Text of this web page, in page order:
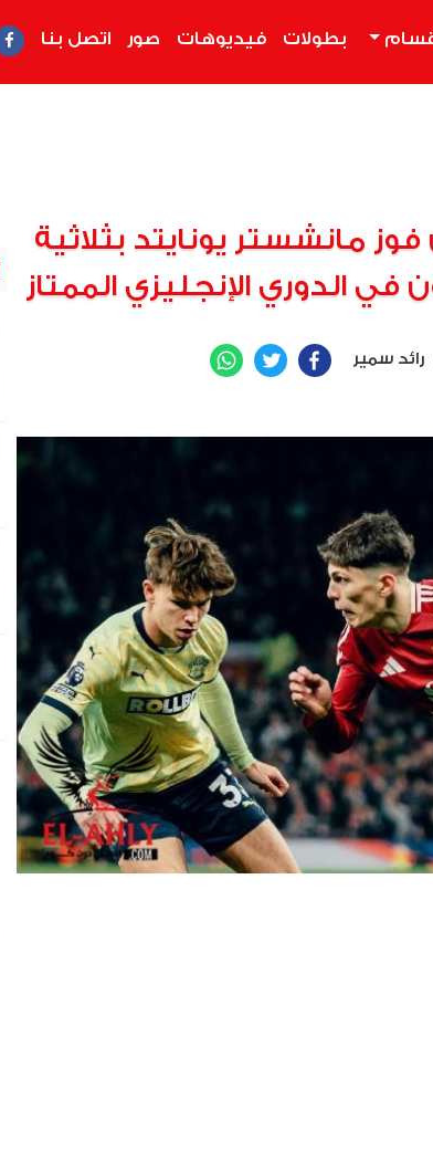
بطولات فيديوهات صور اتصل بنا
مانشستر يونايتد بثلاثية
الدوري الإنجليزي الممتاز
رائد سمير Facebook
Twitter